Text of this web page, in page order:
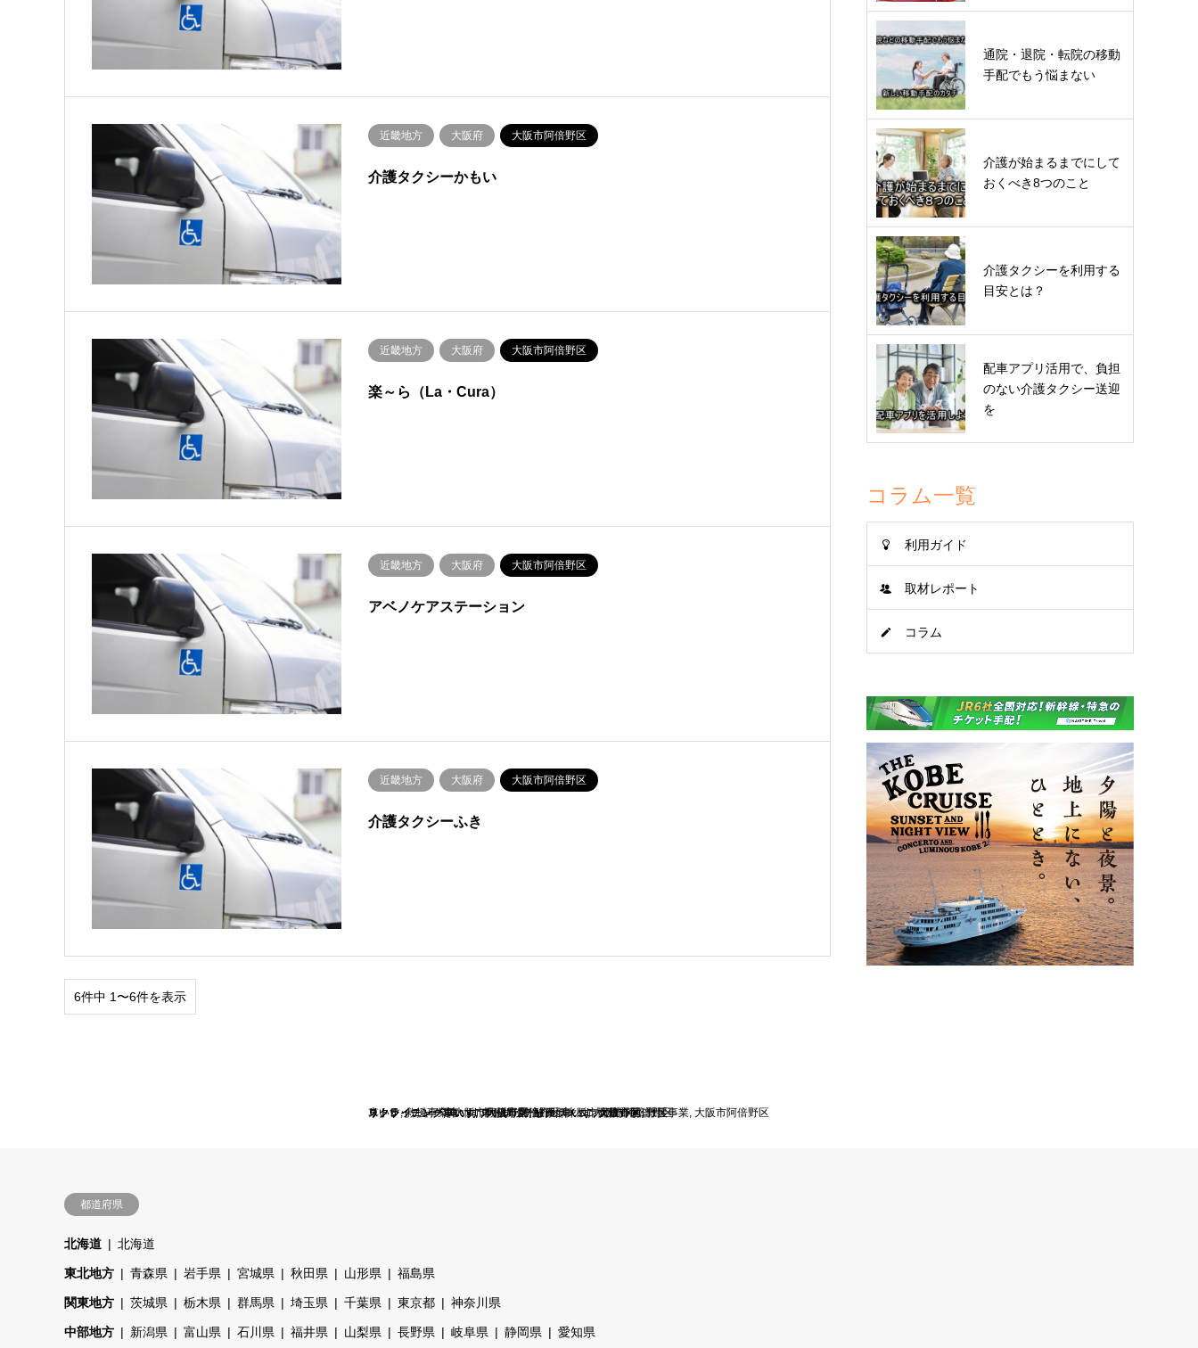
ストレッチャー,車いす,大阪市阿倍野区
車いす,救援事業,大阪市阿倍野区,リクライニング車いす
近畿地方 大阪府 大阪市阿倍野区
介護タクシーかもい
リクライニング車いす,車いす,女性介助,大阪市阿倍野区
近畿地方 大阪府 大阪市阿倍野区
楽～ら（La・Cura）
リクライニング車いす,ストレッチャー,車いす,女性介助,救援事業,大阪市阿倍野区
近畿地方 大阪府 大阪市阿倍野区
アベノケアステーション
ストレッチャー,車いす,救援事業,酸素ボンベ,大阪市阿倍野区
近畿地方 大阪府 大阪市阿倍野区
介護タクシーふき
リクライニング車いす,ストレッチャー,車いす,大阪市阿倍野区
6件中 1〜6件を表示
通院・退院・転院の移動
手配でもう悩まない
介護が始まるまでにして
おくべき8つのこと
介護タクシーを利用する
目安とは？
配車アプリ活用で、負担
のない介護タクシー送迎
を
コラム一覧
利用ガイド
取材レポート
コラム
都道府県
北海道 北海道
東北地方 青森県 岩手県 宮城県 秋田県 山形県 福島県
関東地方 茨城県 栃木県 群馬県 埼玉県 千葉県 東京都 神奈川県
中部地方 新潟県 富山県 石川県 福井県 山梨県 長野県 岐阜県 静岡県 愛知県